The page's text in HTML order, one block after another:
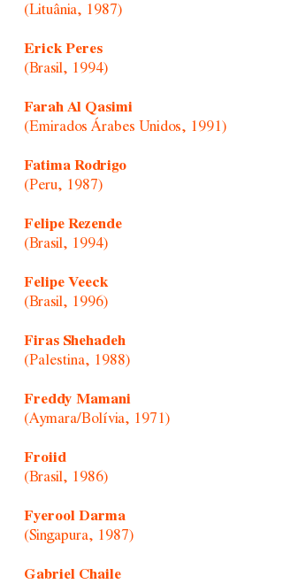
(Lituânia, 1987)
Erick Peres
(Brasil, 1994)
Farah Al Qasimi
(Emirados Árabes Unidos, 1991)
Fatima Rodrigo
(Peru, 1987)
Felipe Rezende
(Brasil, 1994)
Felipe Veeck
(Brasil, 1996)
Firas Shehadeh
(Palestina, 1988)
Freddy Mamani
(Aymara/Bolívia, 1971)
Froiid
(Brasil, 1986)
Fyerool Darma
(Singapura, 1987)
Gabriel Chaile